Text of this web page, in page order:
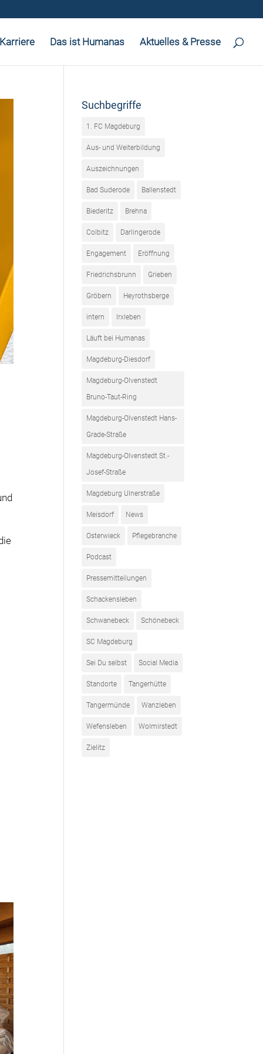
Das ist Humanas Aktuelles & Presse
Suchbegriffe
1. FC Magdeburg
Aus- und Weiterbildung
Auszeichnungen
Bad Suderode Ballenstedt
Biederitz Brehna
Colbitz Darlingerode
Engagement Eröffnung
Friedrichsbrunn Grieben
Gröbern Heyrothsberge
intern Irxleben
Läuft bei Humanas
Magdeburg-Diesdorf
Magdeburg-Olvenstedt
Bruno-Taut-Ring
Magdeburg-Olvenstedt Hans-
Grade-Straße
Magdeburg-Olvenstedt St.-
Josef-Straße
Magdeburg Ulnerstraße
Meisdorf News
Osterwieck Pflegebranche
Podcast
Pressemitteilungen
Schackensleben
Schwanebeck Schönebeck
SC Magdeburg
Sei Du selbst Social Media
Standorte Tangerhütte
Tangermünde Wanzleben
Wefensleben Wolmirstedt
Zielitz